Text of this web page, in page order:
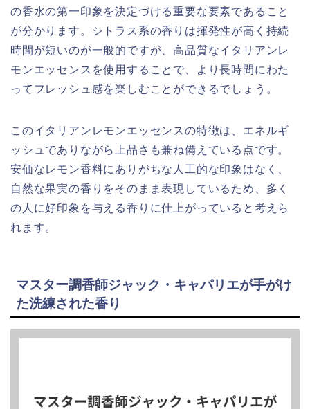
の香水の第一印象を決定づける重要な要素であること
が分かります。シトラス系の香りは揮発性が高く持続
時間が短いのが一般的ですが、高品質なイタリアンレ
モンエッセンスを使用することで、より長時間にわた
ってフレッシュ感を楽しむことができるでしょう。
このイタリアンレモンエッセンスの特徴は、エネルギ
ッシュでありながら上品さも兼ね備えている点です。
安価なレモン香料にありがちな人工的な印象はなく、
自然な果実の香りをそのまま表現しているため、多く
の人に好印象を与える香りに仕上がっていると考えら
れます。
マスター調香師ジャック・キャパリエが手がけ
た洗練された香り